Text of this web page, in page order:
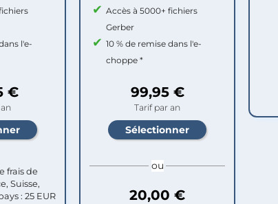
l'e-
€
frais de
Suisse,
: 25 EUR
Accès à 5000+ fichiers
Gerber
10 % de remise dans l'e-
choppe *
99,95 €
Tarif par an
ou
20,00 €